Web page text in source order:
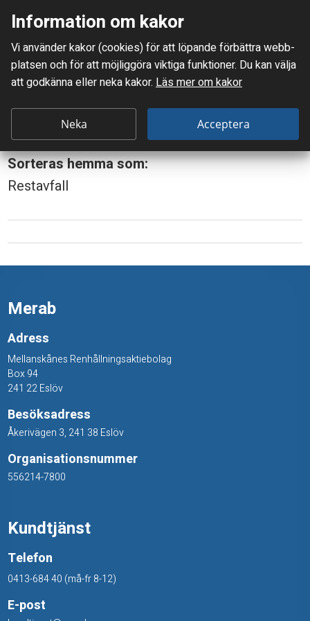
Mellanskånes Renhållnings AB
Du är här: Maskeringstejp
M
s
k
e
n
g
e
p
Maskeringstejp
Sorteras hemma som:
Restavfall
Merab
Adress
Mellanskånes Renhållningsaktiebolag
Box 94
241 22 Eslöv
Besöksadress
Åkerivägen 3, 241 38 Eslöv
Organisationsnummer
556214-7800
Kundtjänst
Telefon
0413-684 40 (må-fr 8-12)
E-post
Information om kakor
Vi använder kakor (cookies) för att löpande förbättra webb­
platsen och för att möjlig­göra viktiga funktioner. Du kan välja
att godkänna eller neka kakor. Läs mer om kakor
Neka Acceptera